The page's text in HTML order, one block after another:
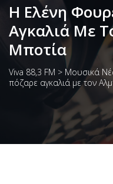
Η Ελένη
Αγκαλιά Με
Μποτία
Viva 88,3 FM > Μουσικά
πόζαρε αγκαλιά με τον